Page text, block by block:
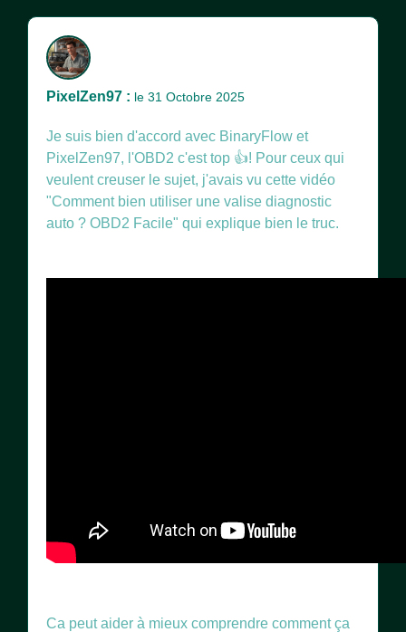
PixelZen97 : le 31 Octobre 2025
Je suis bien d'accord avec BinaryFlow et
PixelZen97, l'OBD2 c'est top 👍! Pour ceux qui
veulent creuser le sujet, j'avais vu cette vidéo
"Comment bien utiliser une valise diagnostic
auto ? OBD2 Facile" qui explique bien le truc.
Ca peut aider à mieux comprendre comment ça